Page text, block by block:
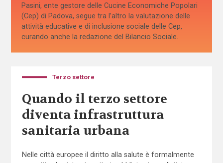
Pasini, ente gestore delle Cucine Economiche Popolari
(Cep) di Padova, segue tra l’altro la valutazione delle
attività educative e di inclusione sociale delle Cep,
curando anche la redazione del Bilancio Sociale.
Terzo settore
Quando il terzo settore
diventa infrastruttura
sanitaria urbana
Nelle città europee il diritto alla salute è formalmente